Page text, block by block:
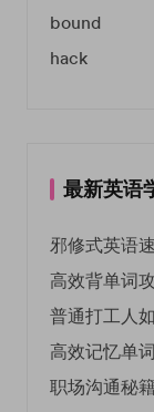
bound
hack
最新英语
邪修式英语
高效背单词
高效记忆单